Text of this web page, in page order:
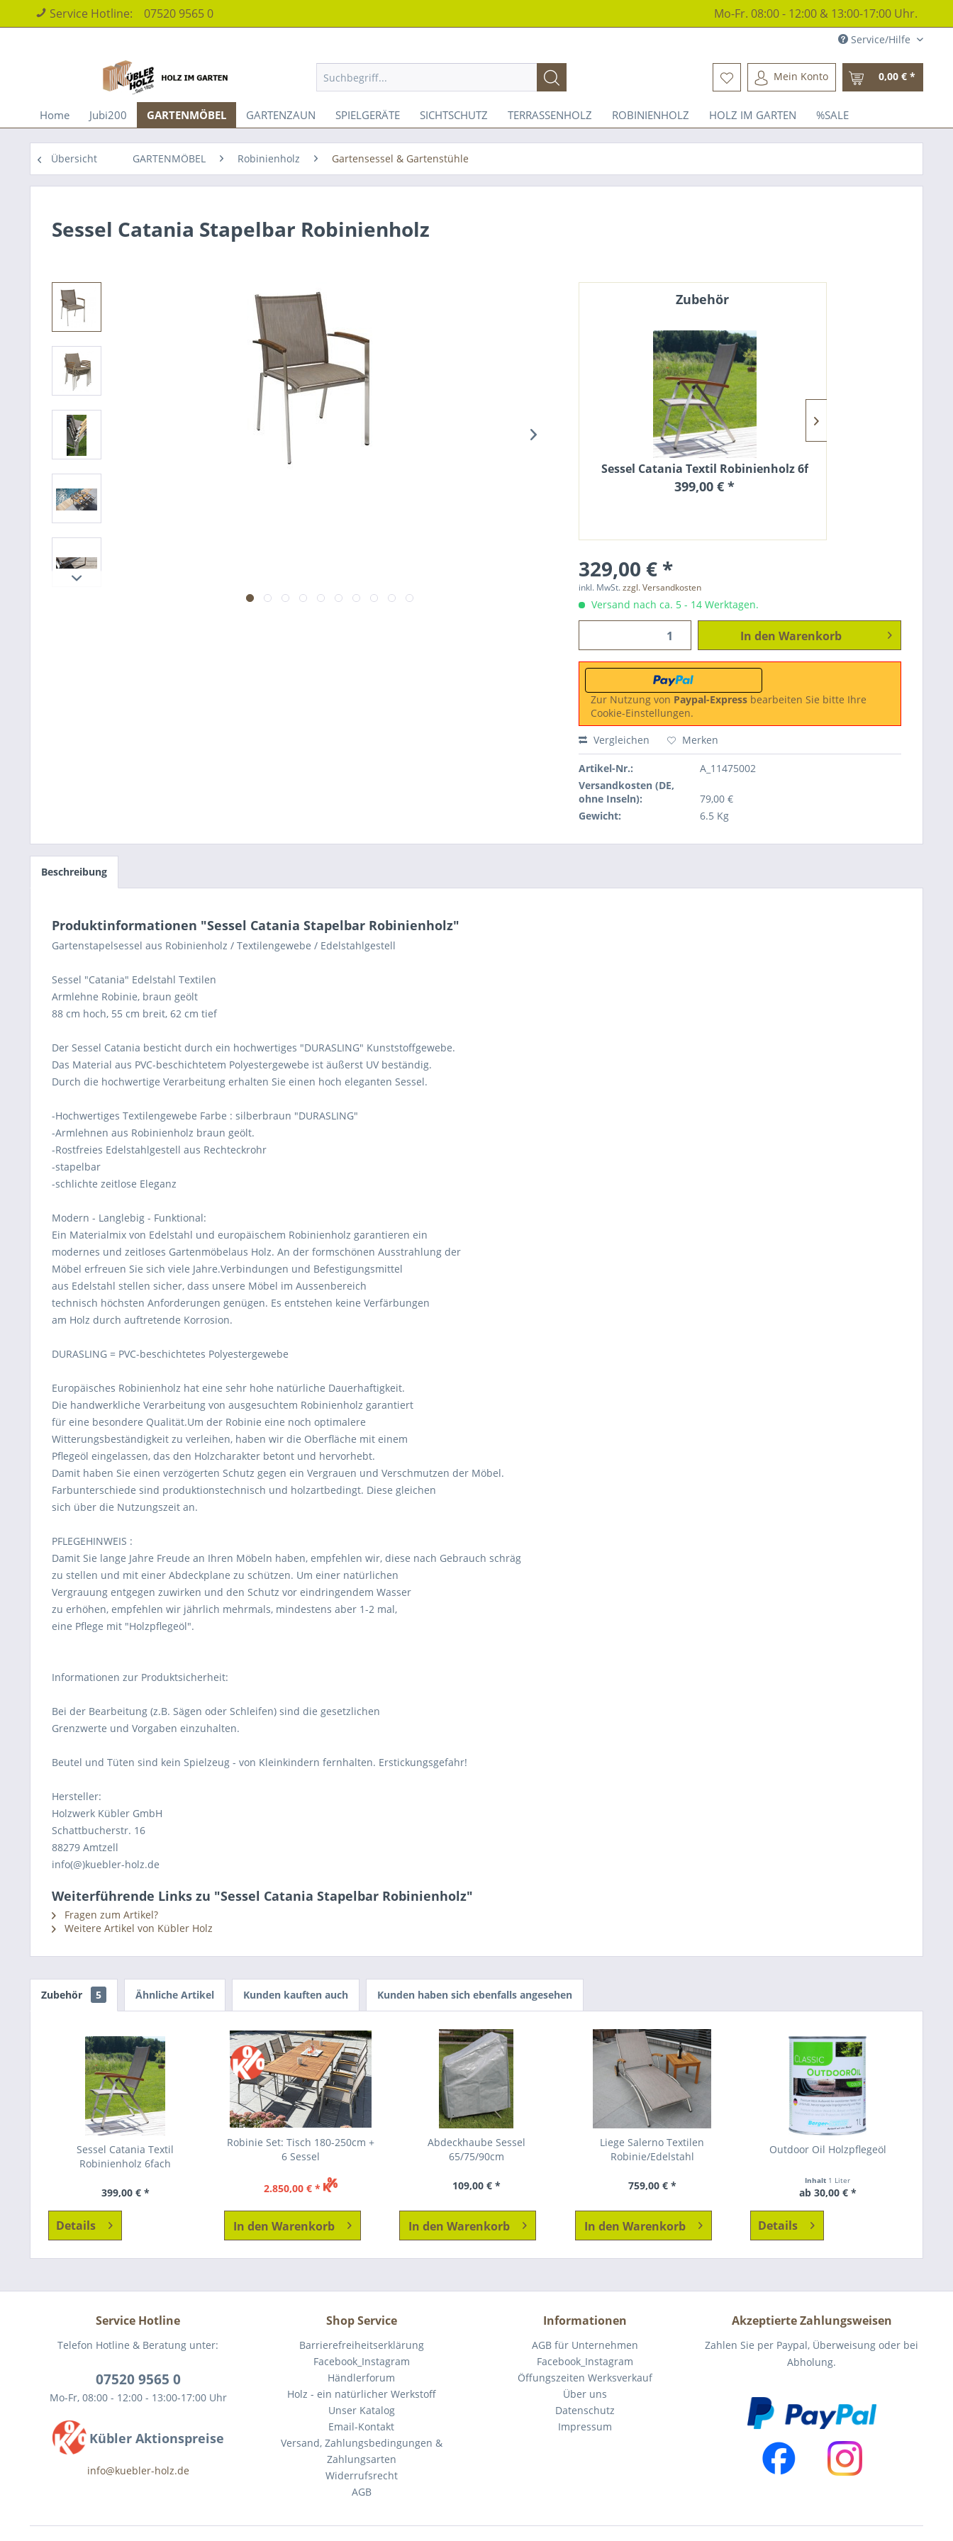
Service Hotline: 07520 9565 0 Mo-Fr. 08:00 - 12:00 & 13:00-17:00 Uhr.
Service/Hilfe
Mein Konto 0,00 € *
Home Jubi200 GARTENMÖBEL GARTENZAUN SPIELGERÄTE SICHTSCHUTZ TERRASSENHOLZ ROBINIENHOLZ HOLZ IM GARTEN %SALE
Übersicht GARTENMÖBEL Robinienholz Gartensessel & Gartenstühle
Sessel Catania Stapelbar Robinienholz
Zubehör
Sessel Catania Textil Robinienholz 6fach
399,00 € *
329,00 € *
inkl. MwSt.zzgl. Versandkosten
Versand nach ca. 5 - 14 Werktagen.
In den Warenkorb
Zur Nutzung von Paypal-Expressbearbeiten Sie bitte Ihre
Cookie-Einstellungen.
Vergleichen
Merken
Artikel-Nr.:
A_11475002
Versandkosten (DE,
ohne Inseln):
79,00 €
Gewicht:
6.5 Kg
Beschreibung
Produktinformationen "Sessel Catania Stapelbar Robinienholz"
Gartenstapelsessel aus Robinienholz / Textilengewebe / Edelstahlgestell
Sessel "Catania" Edelstahl Textilen
Armlehne Robinie, braun geölt
88 cm hoch, 55 cm breit, 62 cm tief
Der Sessel Catania besticht durch ein hochwertiges "DURASLING" Kunststoffgewebe.
Das Material aus PVC-beschichtetem Polyestergewebe ist äußerst UV beständig.
Durch die hochwertige Verarbeitung erhalten Sie einen hoch eleganten Sessel.
-Hochwertiges Textilengewebe Farbe : silberbraun "DURASLING"
-Armlehnen aus Robinienholz braun geölt.
-Rostfreies Edelstahlgestell aus Rechteckrohr
-stapelbar
-schlichte zeitlose Eleganz
Modern - Langlebig - Funktional:
Ein Materialmix von Edelstahl und europäischem Robinienholz garantieren ein
modernes und zeitloses Gartenmöbelaus Holz. An der formschönen Ausstrahlung der
Möbel erfreuen Sie sich viele Jahre.Verbindungen und Befestigungsmittel
aus Edelstahl stellen sicher, dass unsere Möbel im Aussenbereich
technisch höchsten Anforderungen genügen. Es entstehen keine Verfärbungen
am Holz durch auftretende Korrosion.
DURASLING = PVC-beschichtetes Polyestergewebe
Europäisches Robinienholz hat eine sehr hohe natürliche Dauerhaftigkeit.
Die handwerkliche Verarbeitung von ausgesuchtem Robinienholz garantiert
für eine besondere Qualität.Um der Robinie eine noch optimalere
Witterungsbeständigkeit zu verleihen, haben wir die Oberfläche mit einem
Pflegeöl eingelassen, das den Holzcharakter betont und hervorhebt.
Damit haben Sie einen verzögerten Schutz gegen ein Vergrauen und Verschmutzen der Möbel.
Farbunterschiede sind produktionstechnisch und holzartbedingt. Diese gleichen
sich über die Nutzungszeit an.
PFLEGEHINWEIS :
Damit Sie lange Jahre Freude an Ihren Möbeln haben, empfehlen wir, diese nach Gebrauch schräg
zu stellen und mit einer Abdeckplane zu schützen. Um einer natürlichen
Vergrauung entgegen zuwirken und den Schutz vor eindringendem Wasser
zu erhöhen, empfehlen wir jährlich mehrmals, mindestens aber 1-2 mal,
eine Pflege mit "Holzpflegeöl".
Informationen zur Produktsicherheit:
Bei der Bearbeitung (z.B. Sägen oder Schleifen) sind die gesetzlichen
Grenzwerte und Vorgaben einzuhalten.
Beutel und Tüten sind kein Spielzeug - von Kleinkindern fernhalten. Erstickungsgefahr!
Hersteller:
Holzwerk Kübler GmbH
Schattbucherstr. 16
88279 Amtzell
info(@)kuebler-holz.de
Weiterführende Links zu "Sessel Catania Stapelbar Robinienholz"
Fragen zum Artikel?
Weitere Artikel von Kübler Holz
Zubehör 5 Ähnliche Artikel Kunden kauften auch Kunden haben sich ebenfalls angesehen
Sessel Catania Textil
Robinienholz 6fach
399,00 € *
Details
Robinie Set: Tisch 180-250cm +
6 Sessel
2.850,00 € *
In den Warenkorb
Abdeckhaube Sessel
65/75/90cm
109,00 € *
In den Warenkorb
Liege Salerno Textilen
Robinie/Edelstahl
759,00 € *
In den Warenkorb
Outdoor Oil Holzpflegeöl
Inhalt 1 Liter
ab 30,00 € *
Details
Service Hotline
Telefon Hotline & Beratung unter:
07520 9565 0
Mo-Fr, 08:00 - 12:00 - 13:00-17:00 Uhr
Kübler Aktionspreise
info@kuebler-holz.de
Shop Service
Barrierefreiheitserklärung
Facebook_Instagram
Händlerforum
Holz - ein natürlicher Werkstoff
Unser Katalog
Email-Kontakt
Versand, Zahlungsbedingungen &
Zahlungsarten
Widerrufsrecht
AGB
Informationen
AGB für Unternehmen
Facebook_Instagram
Öffungszeiten Werksverkauf
Über uns
Datenschutz
Impressum
Akzeptierte Zahlungsweisen
Zahlen Sie per Paypal, Überweisung oder bei
Abholung.